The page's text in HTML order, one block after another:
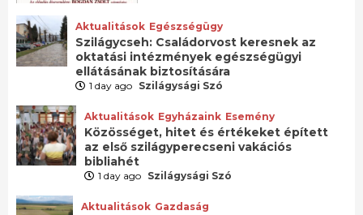
Aktualitások Egészségügy
Szilágycseh: Családorvost keresnek az
oktatási intézmények egészségügyi
ellátásának biztosítására
1 day ago Szilágysági Szó
Aktualitások Egyházaink Esemény
Közösséget, hitet és értékeket épített
az első szilágyperecseni vakációs
bibliahét
1 day ago Szilágysági Szó
Aktualitások Gazdaság